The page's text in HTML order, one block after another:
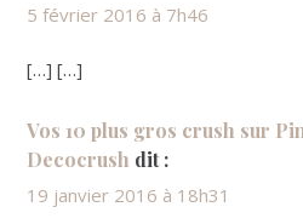
5 février 2016 à 7h46
[…] […]
Vos 10 plus gros crush sur
Decocrush dit :
19 janvier 2016 à 18h31